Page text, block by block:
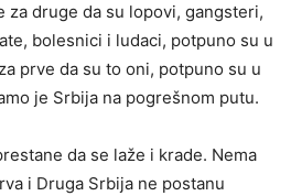
za druge da su lopovi, gangsteri,
bolesnici i ludaci, potpuno su u
prve da su to oni, potpuno su u
je Srbija na pogrešnom putu.
da se laže i krade. Nema
i Druga Srbija ne postanu